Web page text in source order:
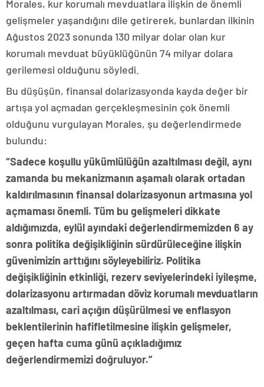
Morales, kur korumalı mevduatlara ilişkin de önemli
gelişmeler yaşandığını dile getirerek, bunlardan ilkinin
Ağustos 2023 sonunda 130 milyar dolar olan kur
korumalı mevduat büyüklüğünün 74 milyar dolara
gerilemesi olduğunu söyledi.
Bu düşüşün, finansal dolarizasyonda kayda değer bir
artışa yol açmadan gerçekleşmesinin çok önemli
olduğunu vurgulayan Morales, şu değerlendirmede
bulundu:
“Sadece koşullu yükümlülüğün azaltılması değil, aynı
zamanda bu mekanizmanın aşamalı olarak ortadan
kaldırılmasının finansal dolarizasyonun artmasına yol
açmaması önemli. Tüm bu gelişmeleri dikkate
aldığımızda, eylül ayındaki değerlendirmemizden 6 ay
sonra politika değişikliğinin sürdürüleceğine ilişkin
güvenimizin arttığını söyleyebiliriz. Politika
değişikliğinin etkinliği, rezerv seviyelerindeki iyileşme,
dolarizasyonu artırmadan döviz korumalı mevduatların
azaltılması, cari açığın düşürülmesi ve enflasyon
beklentilerinin hafifletilmesine ilişkin gelişmeler,
geçen hafta cuma günü açıkladığımız
değerlendirmemizi doğruluyor.”